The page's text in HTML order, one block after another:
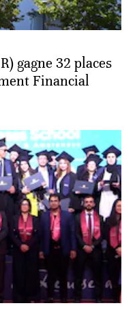
gagne 32 places
Financial